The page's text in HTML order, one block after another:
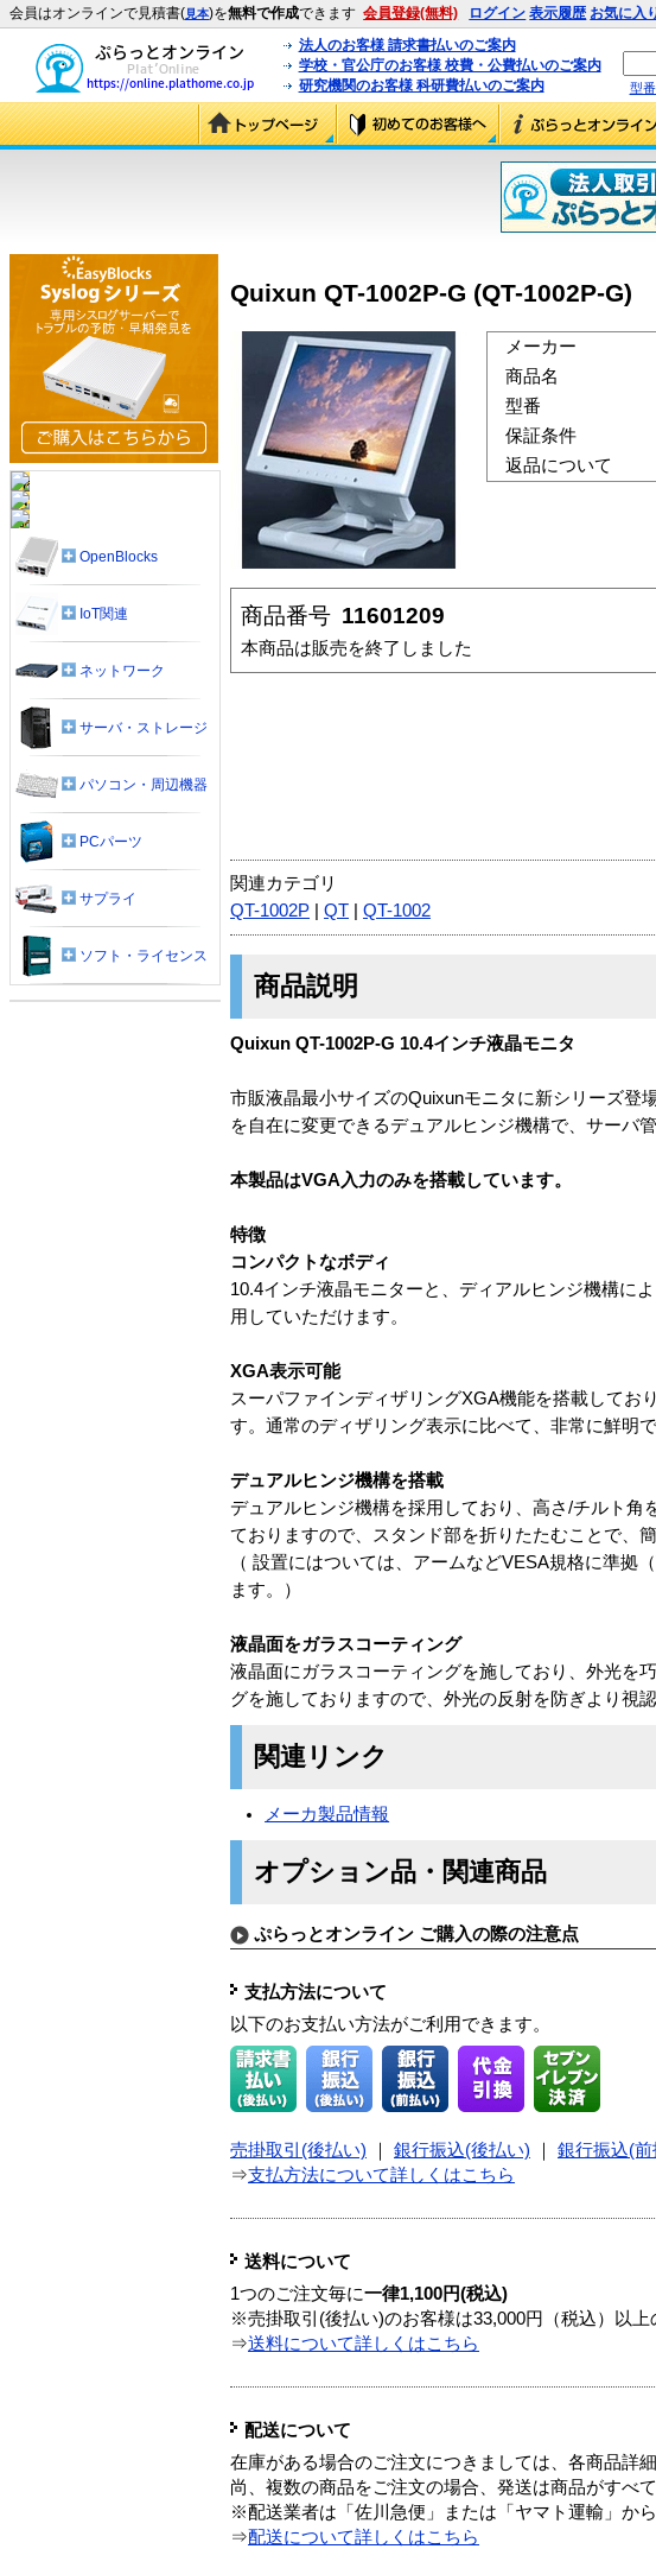
会員はオンラインで見積書(見本)を無料で作成できます 会員登録(無料) ログイン 表示履歴 お気に入
法人のお客様 請求書払いのご案内
学校・官公庁のお客様 校費・公費払いのご案内
研究機関のお客様 科研費払いのご案内
型
Quixun QT-1002P-G (QT-1002P-G)
メーカー
商品名
型番
保証条件
返品について
商品番号 11601209
本商品は販売を終了しました
関連カテゴリ
QT-1002P
QT QT-1002
商品説明
Quixun QT-1002P-G 10.4インチ液晶モニタ
市販液晶最小サイズのQuixunモニタに新シリーズ登
を自在に変更できるデュアルヒンジ機構で、サーバ
本製品はVGA入力のみを搭載しています。
特徴
コンパクトなボディ
10.4インチ液晶モニターと、ディアルヒンジ機構に
用していただけます。
XGA表示可能
スーパファインディザリングXGA機能を搭載してお
す。通常のディザリング表示に比べて、非常に鮮明
デュアルヒンジ機構を搭載
デュアルヒンジ機構を採用しており、高さ/チルト
ておりますので、スタンド部を折りたたむことで、
（ 設置にはついては、アームなどVESA規格に準拠
ます。）
液晶面をガラスコーティング
液晶面にガラスコーティングを施しており、外光を
グを施しておりますので、外光の反射を防ぎより視
関連リンク
メーカ製品情報
オプション品・関連商品
ぷらっとオンライン ご購入の際の注意点
支払方法について
以下のお支払い方法がご利用できます。
売掛取引(後払い) 銀行振込(後払い) 銀行振込(前
⇒支払方法について詳しくはこちら
送料について
1つのご注文毎に一律1,100円(税込)
※売掛取引(後払い)のお客様は33,000円（税込）以上
⇒送料について詳しくはこちら
配送について
在庫がある場合のご注文につきましては、各商品詳
尚、複数の商品をご注文の場合、発送は商品がすべ
※配送業者は「佐川急便」または「ヤマト運輸」か
⇒配送について詳しくはこちら
OpenBlocks
IoT関連
ネットワーク
サーバ・ストレージ
パソコン・周辺機器
PCパーツ
サプライ
ソフト・ライセンス